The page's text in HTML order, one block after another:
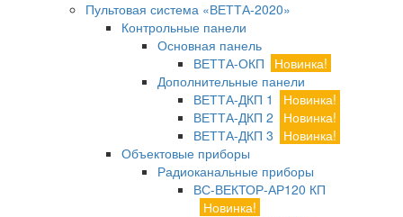
Пультовая система «ВЕТТА-2020»
Контрольные панели
Основная панель
ВЕТТА-ОКП
Новинка!
Дополнительные панели
ВЕТТА-ДКП 1
Новинка!
ВЕТТА-ДКП 2
Новинка!
ВЕТТА-ДКП 3
Новинка!
Объектовые приборы
Радиоканальные приборы
ВС-ВЕКТОР-АР120 КП
Новинка!